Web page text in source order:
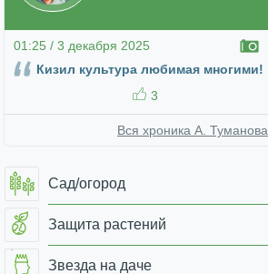
01:25 / 3 декабря 2025
Кизил культура любимая многими!
3
Вся хроника А. Туманова
Сад/огород
Защита растений
Звезда на даче